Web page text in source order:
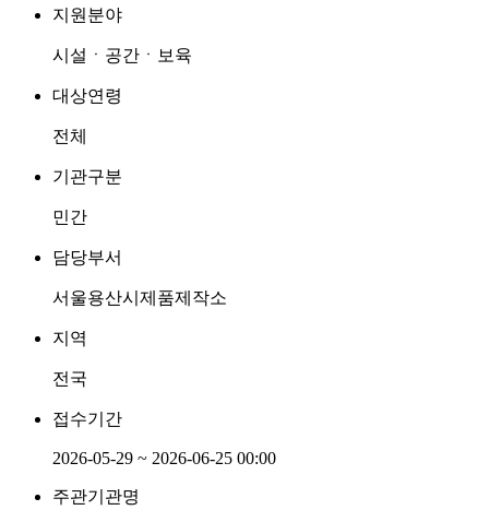
지원분야
시설ㆍ공간ㆍ보육
대상연령
전체
기관구분
민간
담당부서
서울용산시제품제작소
지역
전국
접수기간
2026-05-29 ~ 2026-06-25 00:00
주관기관명